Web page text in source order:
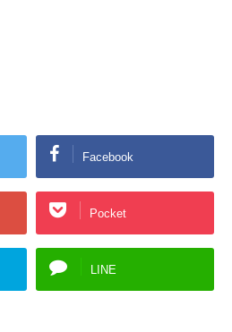
Facebook
Pocket
LINE